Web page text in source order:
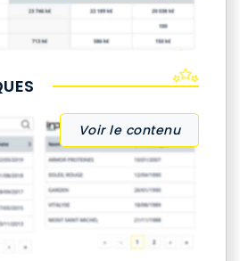
Voir le contenu